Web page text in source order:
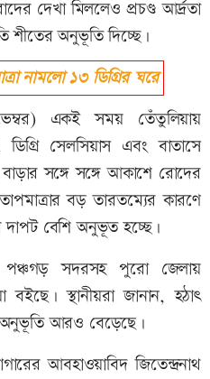
দেখা মিললেও প্রচণ্ড আর্দ্রতা
শীতের অনুভূতি দিচ্ছে।
নামলো ১৩ ডিগ্রির ঘরে
একই সময় তেঁতুলিয়ায়
সেলসিয়াস এবং বাতাসে
সঙ্গে সঙ্গে আকাশে রোদের
বড় তারতম্যের কারণে
দাপট বেশি অনুভূত হচ্ছে।
পঞ্চগড় সদরসহ পুরো জেলায়
স্থানীয়রা জানান, হঠাৎ
অনুভূতি আরও বেড়েছে।
আবহাওয়াবিদ জিতেন্দ্রনাথ